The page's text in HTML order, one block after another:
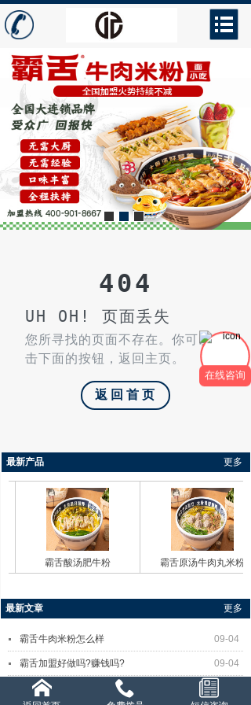
404
UH OH! 页面丢失
您所寻找的页面不存在。你可以点
击下面的按钮，返回主页。
返回首页
最新产品 更多
霸舌酸汤肥牛粉 霸舌原汤牛肉丸米粉
最新文章 更多
09-04
霸舌牛肉米粉怎么样
09-04
霸舌加盟好做吗?赚钱吗?
08-30
霸舌加盟怎么样?
在线咨询